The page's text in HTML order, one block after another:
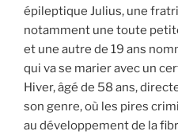
épileptique Julius, une
notamment une toute
et une autre de 19 ans
qui va se marier avec un
Hiver, âgé de 58 ans,
son genre, où les pires
au développement de la